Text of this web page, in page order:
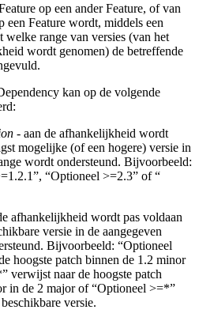
op een ander Feature, of van
Feature wordt, middels een
welke range van versies (van het
wordt genomen) de betreffende
kan op de volgende
- aan de afhankelijkheid wordt
mogelijke (of een hogere) versie in
wordt ondersteund. Bijvoorbeeld:
“Optioneel >=2.3” of “
afhankelijkheid wordt pas voldaan
versie in de aangegeven
Bijvoorbeeld: “Optioneel
hoogste patch binnen de 1.2 minor
verwijst naar de hoogste patch
in de 2 major of “Optioneel >=*”
versie.